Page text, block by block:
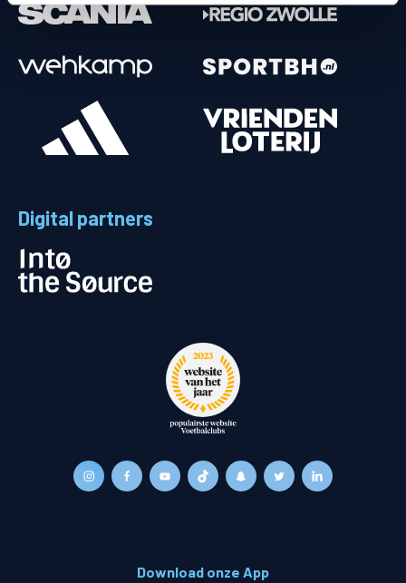
Digital partners
Download onze App